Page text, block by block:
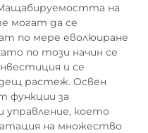
на
могат да се
по мере еволюиране
по този начин се
и се
растеж. Освен
функции за
което
на множество